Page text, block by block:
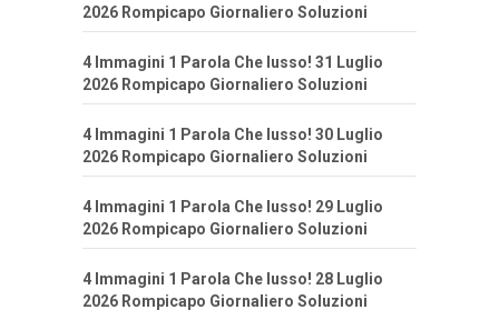
2026 Rompicapo Giornaliero Soluzioni
4 Immagini 1 Parola Che lusso! 31 Luglio
2026 Rompicapo Giornaliero Soluzioni
4 Immagini 1 Parola Che lusso! 30 Luglio
2026 Rompicapo Giornaliero Soluzioni
4 Immagini 1 Parola Che lusso! 29 Luglio
2026 Rompicapo Giornaliero Soluzioni
4 Immagini 1 Parola Che lusso! 28 Luglio
2026 Rompicapo Giornaliero Soluzioni